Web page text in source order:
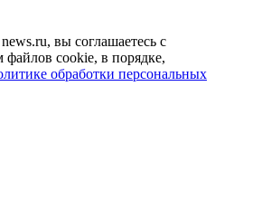
вы соглашаетесь с
файлов cookie, в порядке,
обработки персональных